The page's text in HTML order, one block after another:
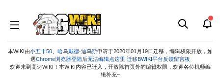
本WIKI由小五十50、 哈乌戴德·迪乌斯申请于2020年01月19日迁移，编辑权限开放，如
遇Chrome浏览器登陆后无法编辑点这里 迁移BWIKI平台反馈留言板
欢迎来到高达WIKI！本WIKI内容已迁入，开放除首页外的编辑权限，欢迎各位机师编
辑补充~